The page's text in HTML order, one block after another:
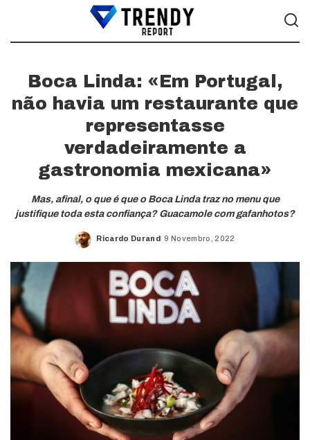
Boca Linda: «Em Portugal,
não havia um restaurante que
representasse
verdadeiramente a
gastronomia mexicana»
Mas, afinal, o que é que o Boca Linda traz no menu que
justifique toda esta confiança? Guacamole com gafanhotos?
Posted
Ricardo Durand 9 Novembro, 2022